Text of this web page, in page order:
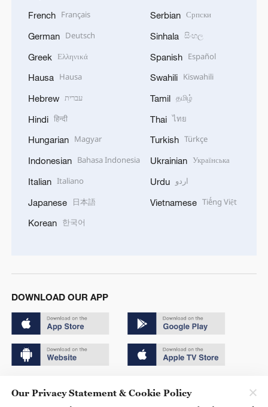
French Français
German Deutsch
Greek Ελληνικά
Hausa Hausa
Hebrew עברית
Hindi हिन्दी
Hungarian Magyar
Indonesian Bahasa Indonesia
Italian Italiano
Japanese 日本語
Korean 한국어
Serbian Српски
Sinhala සිංහල
Spanish Español
Swahili Kiswahili
Tamil தமிழ்
Thai ไทย
Turkish Türkçe
Ukrainian Українська
Urdu اردو
Vietnamese Tiếng Việt
DOWNLOAD OUR APP
京ICP备20000184号
Our Privacy Statement & Cookie Policy